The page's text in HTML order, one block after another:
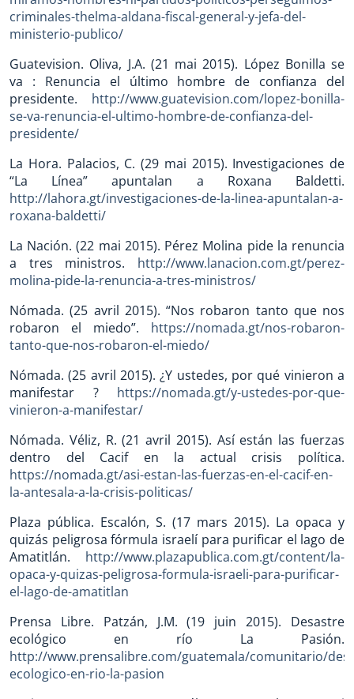
criminales-thelma-aldana-fiscal-general-y-jefa-del-
ministerio-publico/
Guatevision. Oliva, J.A. (21 mai 2015). López Bonilla se
va : Renuncia el último hombre de confianza del
presidente. http://www.guatevision.com/lopez-bonilla-
se-va-renuncia-el-ultimo-hombre-de-confianza-del-
presidente/
La Hora. Palacios, C. (29 mai 2015). Investigaciones de
“La Línea” apuntalan a Roxana Baldetti.
http://lahora.gt/investigaciones-de-la-linea-apuntalan-a-
roxana-baldetti/
La Nación. (22 mai 2015). Pérez Molina pide la renuncia
a tres ministros. http://www.lanacion.com.gt/perez-
molina-pide-la-renuncia-a-tres-ministros/
Nómada. (25 avril 2015). “Nos robaron tanto que nos
robaron el miedo”. https://nomada.gt/nos-robaron-
tanto-que-nos-robaron-el-miedo/
Nómada. (25 avril 2015). ¿Y ustedes, por qué vinieron a
manifestar ? https://nomada.gt/y-ustedes-por-que-
vinieron-a-manifestar/
Nómada. Véliz, R. (21 avril 2015). Así están las fuerzas
dentro del Cacif en la actual crisis política.
https://nomada.gt/asi-estan-las-fuerzas-en-el-cacif-en-
la-antesala-a-la-crisis-politicas/
Plaza pública. Escalón, S. (17 mars 2015). La opaca y
quizás peligrosa fórmula israelí para purificar el lago de
Amatitlán. http://www.plazapublica.com.gt/content/la-
opaca-y-quizas-peligrosa-formula-israeli-para-purificar-
el-lago-de-amatitlan
Prensa Libre. Patzán, J.M. (19 juin 2015). Desastre
ecológico en río La Pasión.
http://www.prensalibre.com/guatemala/comunitario/
ecologico-en-rio-la-pasion